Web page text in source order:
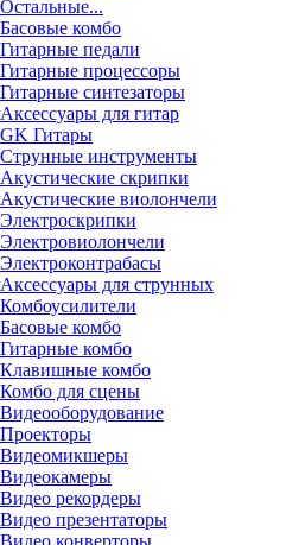
Остальные...
Басовые комбо
Гитарные педали
Гитарные процессоры
Гитарные синтезаторы
Аксессуары для гитар
GK Гитары
Струнные инструменты
Акустические скрипки
Акустические виолончели
Электроскрипки
Электровиолончели
Электроконтрабасы
Аксессуары для струнных
Комбоусилители
Басовые комбо
Гитарные комбо
Клавишные комбо
Комбо для сцены
Видеооборудование
Проекторы
Видеомикшеры
Видеокамеры
Видео рекордеры
Видео презентаторы
Видео конверторы